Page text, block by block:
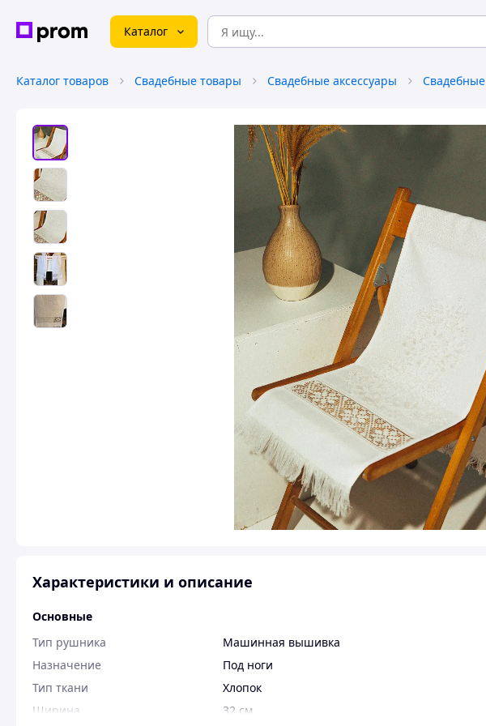
Каталог
Каталог товаров Свадебные товары Свадебные аксессуары
Характеристики и описание
Основные
Тип рушника
Машинная вышивка
Назначение
Под ноги
Тип ткани
Хлопок
Ширина
32 см